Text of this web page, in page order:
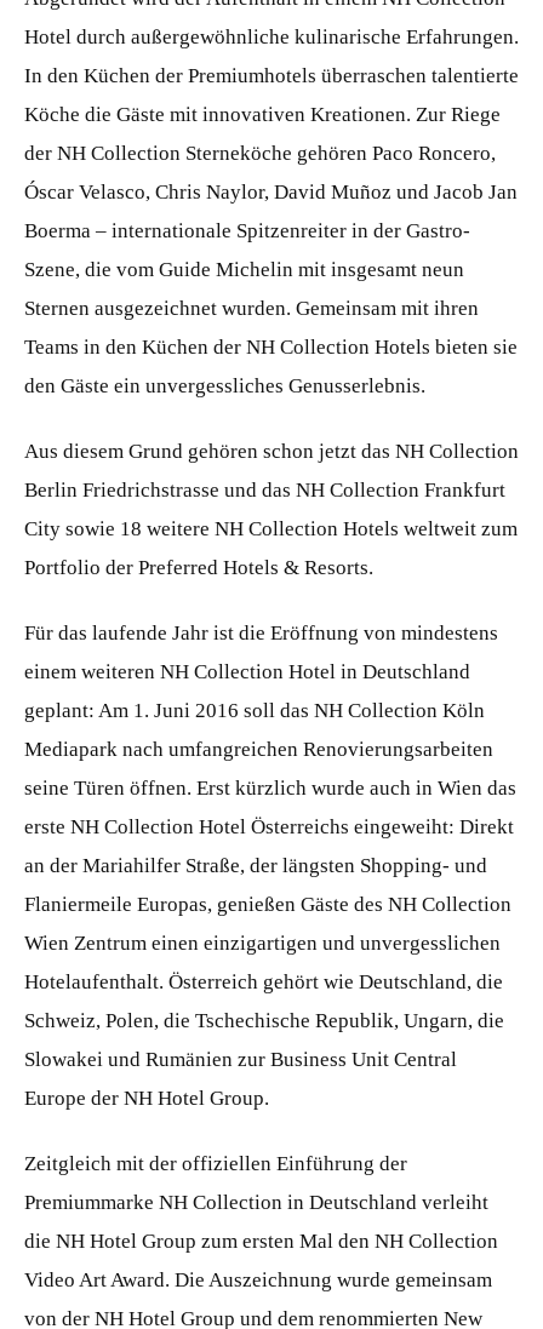
Hotel durch außergewöhnliche kulinarische Erfahrungen.
In den Küchen der Premiumhotels überraschen talentierte
Köche die Gäste mit innovativen Kreationen. Zur Riege
der NH Collection Sterneköche gehören Paco Roncero,
Óscar Velasco, Chris Naylor, David Muñoz und Jacob Jan
Boerma – internationale Spitzenreiter in der Gastro-
Szene, die vom Guide Michelin mit insgesamt neun
Sternen ausgezeichnet wurden. Gemeinsam mit ihren
Teams in den Küchen der NH Collection Hotels bieten sie
den Gäste ein unvergessliches Genusserlebnis.
Aus diesem Grund gehören schon jetzt das NH Collection
Berlin Friedrichstrasse und das NH Collection Frankfurt
City sowie 18 weitere NH Collection Hotels weltweit zum
Portfolio der Preferred Hotels & Resorts.
Für das laufende Jahr ist die Eröffnung von mindestens
einem weiteren NH Collection Hotel in Deutschland
geplant: Am 1. Juni 2016 soll das NH Collection Köln
Mediapark nach umfangreichen Renovierungsarbeiten
seine Türen öffnen. Erst kürzlich wurde auch in Wien das
erste NH Collection Hotel Österreichs eingeweiht: Direkt
an der Mariahilfer Straße, der längsten Shopping- und
Flaniermeile Europas, genießen Gäste des NH Collection
Wien Zentrum einen einzigartigen und unvergesslichen
Hotelaufenthalt. Österreich gehört wie Deutschland, die
Schweiz, Polen, die Tschechische Republik, Ungarn, die
Slowakei und Rumänien zur Business Unit Central
Europe der NH Hotel Group.
Zeitgleich mit der offiziellen Einführung der
Premiummarke NH Collection in Deutschland verleiht
die NH Hotel Group zum ersten Mal den NH Collection
Video Art Award. Die Auszeichnung wurde gemeinsam
von der NH Hotel Group und dem renommierten New